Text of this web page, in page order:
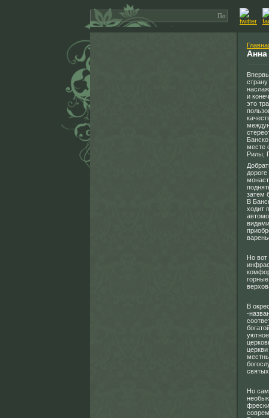
и
это
месте
Рилы,
затем
В
ходит
Но
В
-
Но